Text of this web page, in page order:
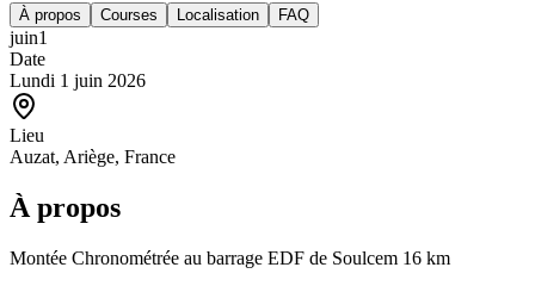
À propos Courses Localisation FAQ
juin1
Date
Lundi 1 juin 2026
Lieu
Auzat, Ariège, France
À propos
Montée Chronométrée au barrage EDF de Soulcem 16 km